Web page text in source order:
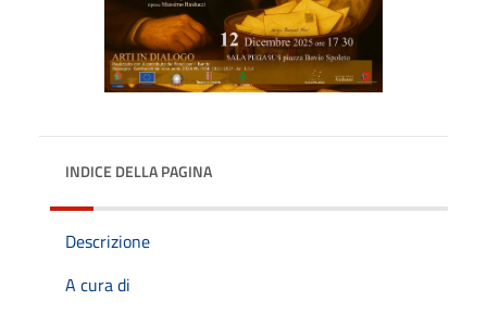
INDICE DELLA PAGINA
Descrizione
A cura di